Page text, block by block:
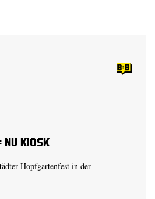
Kiosk
Hopfgartenfest in der